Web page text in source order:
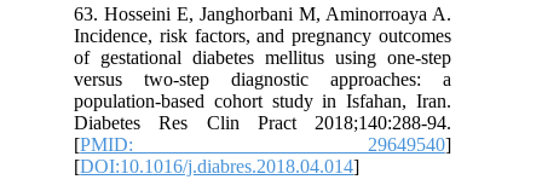
63. Hosseini E, Janghorbani M, Aminorroaya A.
Incidence, risk factors, and pregnancy outcomes
of gestational diabetes mellitus using one-step
versus two-step diagnostic approaches: a
population-based cohort study in Isfahan, Iran.
Diabetes Res Clin Pract 2018;140:288-94.
[PMID: 29649540
[DOI:10.1016/j.diabres.2018.04.014